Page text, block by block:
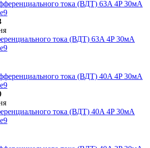
тока (ВДТ) 63A 4P 30мА
тока (ВДТ) 40A 4P 30мА